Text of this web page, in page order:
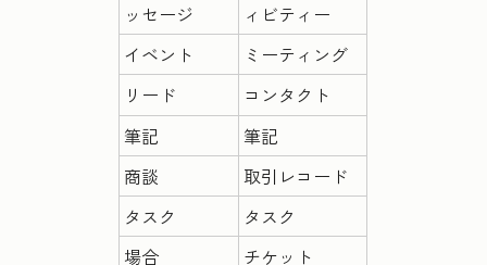
ッセージ
ィビティー
イベント
ミーティング
リード
コンタクト
筆記
筆記
商談
取引レコード
タスク
タスク
場合
チケット